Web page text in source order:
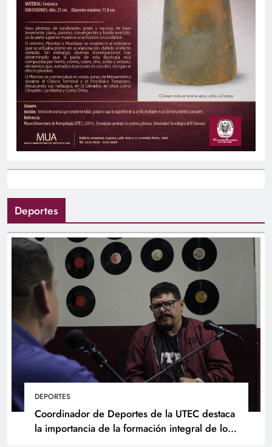
Deportes
DEPORTES
Coordinador de Deportes de la UTEC destaca
la importancia de la formación integral de los